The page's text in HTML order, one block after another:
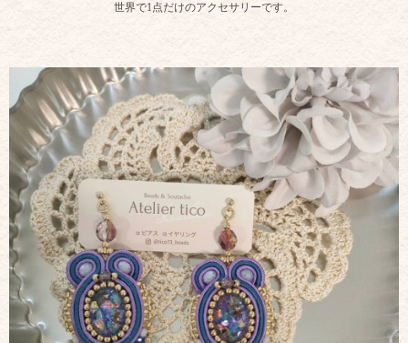
世界で1点だけのアクセサリーです。